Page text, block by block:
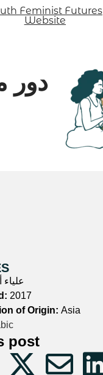
Feminist Futures
Website
دور
علياء
2017
of Origin: Asia
post